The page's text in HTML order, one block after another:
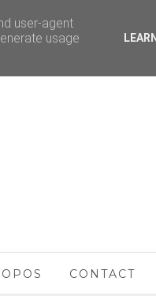
CONTACT
user-agent
usage